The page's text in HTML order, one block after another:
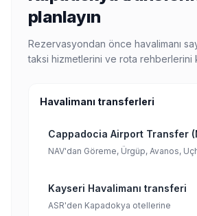
planlayın
Rezervasyondan önce havalimanı
taksi hizmetlerini ve rota rehberlerini
Havalimanı transferleri
Cappadocia Airport Transfer
NAV'dan Göreme, Ürgüp, Avanos,
Kayseri Havalimanı transferi
ASR'den Kapadokya otellerine